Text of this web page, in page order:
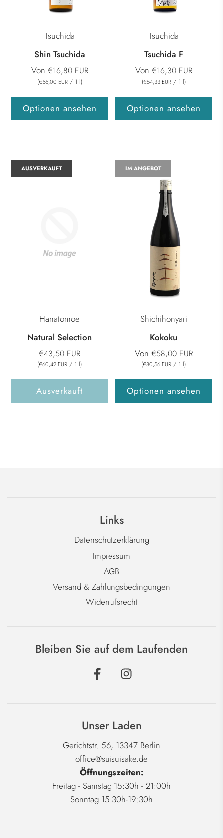
Tsuchida
Shin Tsuchida
Von €16,80 EUR
(€56,00 EUR / 1 l)
Optionen ansehen
Tsuchida
Tsuchida F
Von €16,30 EUR
(€54,33 EUR / 1 l)
Optionen ansehen
Hanatomoe
Natural Selection
€43,50 EUR
(€60,42 EUR / 1 l)
Ausverkauft
AUSVERKAUFT
Shichihonyari
Kokoku
Von €58,00 EUR
(€80,56 EUR / 1 l)
Optionen ansehen
IM ANGEBOT
Links
Datenschutzerklärung
Impressum
AGB
Versand & Zahlungsbedingungen
Widerrufsrecht
Bleiben Sie auf dem Laufenden
Unser Laden
Gerichtstr. 56, 13347 Berlin
office@suisuisake.de
Öffnungszeiten:
Freitag - Samstag 15:30h - 21:00h
Sonntag 15:30h-19:30h